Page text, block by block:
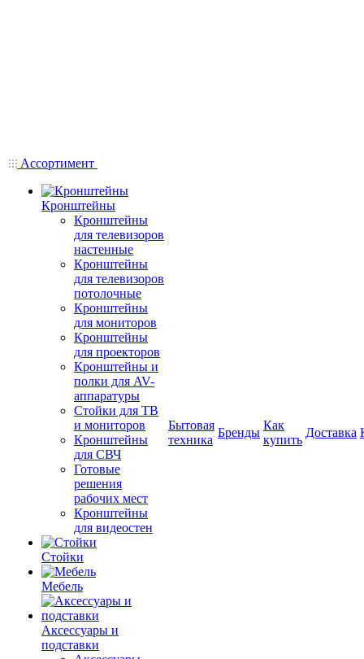
Ассортимент
Кронштейны
Кронштейны
для телевизоров
настенные
Кронштейны
для телевизоров
потолочные
Кронштейны
для мониторов
Кронштейны
для проекторов
Кронштейны и
полки для AV-
аппаратуры
Стойки для ТВ
и мониторов
Кронштейны
для СВЧ
Готовые
решения
рабочих мест
Кронштейны
для видеостен
Стойки
Мебель
Аксессуары и
подставки
Бытовая
техника
Бренды
Как
купить
Доставка